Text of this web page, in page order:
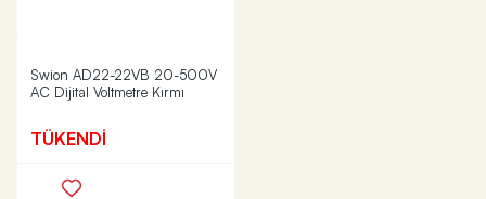
Swion AD22-22VB 20-500V
AC Dijital Voltmetre Kırmı
TÜKENDİ